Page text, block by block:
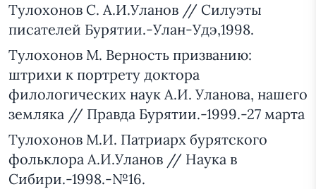
Тулохонов С. А.И.Уланов // Силуэты
писателей Бурятии.-Улан-Удэ,1998.
Тулохонов М. Верность призванию:
штрихи к портрету доктора
филологических наук А.И. Уланова, нашего
земляка // Правда Бурятии.-1999.-27 марта
Тулохонов М.И. Патриарх бурятского
фольклора А.И.Уланов // Наука в
Сибири.-1998.-№16.